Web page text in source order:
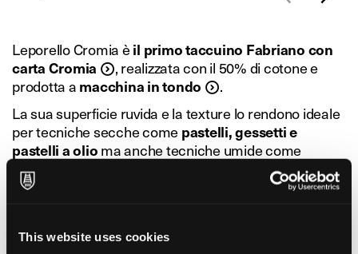
This website uses cookies
Leporello Cromia èil primo taccuino Fabriano con
carta Cromia
, realizzata con il 50% di cotone e
prodotta a macchina in tondo
.
La sua superficie ruvida e la texture lo rendono ideale
per tecniche secche come pastelli, gessetti e
pastelli a olio ma anche tecniche umide come
acrilico
, marker a base d’acqua e leggere
acquerellature
. È consigliata anche per alcune